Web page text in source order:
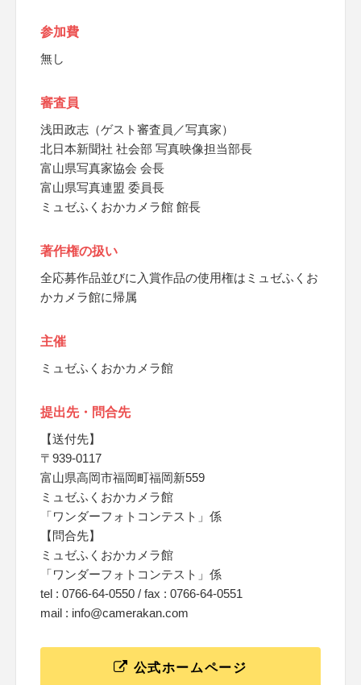
参加費
無し
審査員
浅田政志（ゲスト審査員／写真家）
北日本新聞社 社会部 写真映像担当部長
富山県写真家協会 会長
富山県写真連盟 委員長
ミュゼふくおかカメラ館 館長
著作権の扱い
全応募作品並びに入賞作品の使用権はミュゼふくお
かカメラ館に帰属
主催
ミュゼふくおかカメラ館
提出先・問合先
【送付先】
〒939-0117
富山県高岡市福岡町福岡新559
ミュゼふくおかカメラ館
「ワンダーフォトコンテスト」係
【問合先】
ミュゼふくおかカメラ館
「ワンダーフォトコンテスト」係
tel : 0766-64-0550 / fax : 0766-64-0551
mail : info@camerakan.com
公式ホームページ